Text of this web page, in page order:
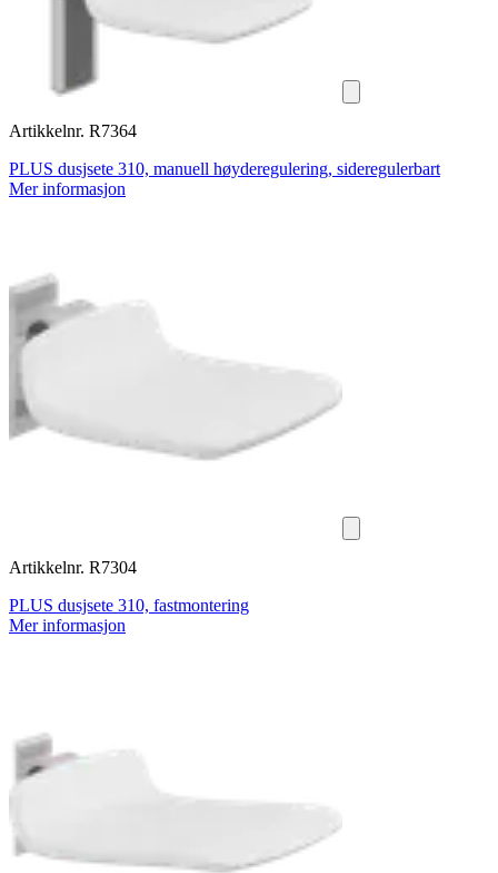
Artikkelnr. R7364
PLUS dusjsete 310, manuell høyderegulering, sideregulerbart
Mer informasjon
Artikkelnr. R7304
PLUS dusjsete 310, fastmontering
Mer informasjon